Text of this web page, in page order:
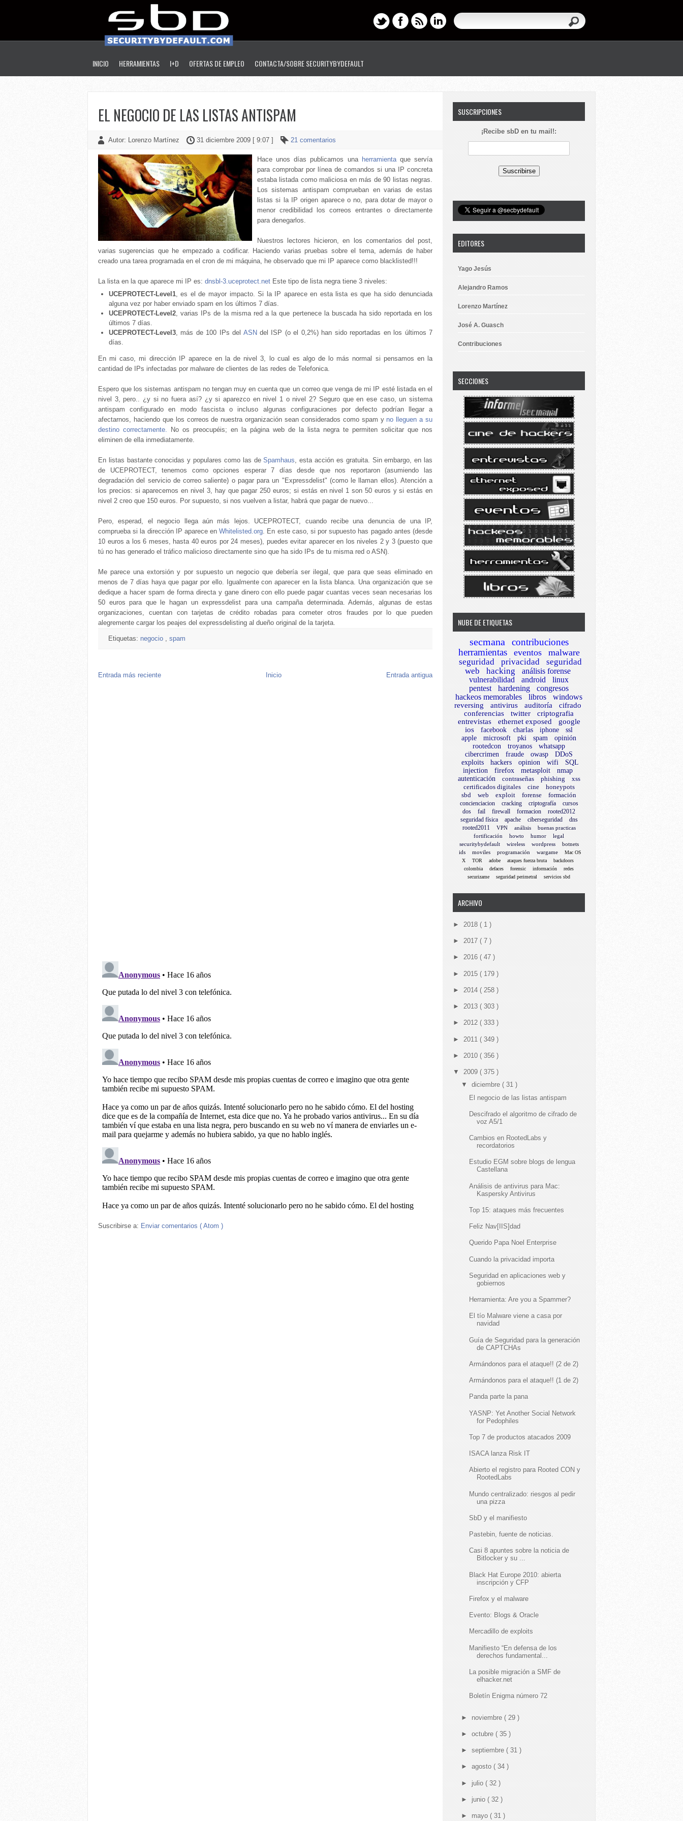
INICIO HERRAMIENTAS I+D OFERTAS DE EMPLEO CONTACTA/SOBRE SECURITYBYDEFAULT
EL NEGOCIO DE LAS LISTAS ANTISPAM
Autor: Lorenzo Martínez 31 diciembre 2009 [ 9:07 ] 21 comentarios
Hace unos días publicamos una herramientaque servía
para comprobar por línea de comandos si una IP concreta
estaba listada como maliciosa en más de 90 listas negras.
Los sistemas antispam comprueban en varias de estas
listas si la IP origen aparece o no, para dotar de mayor o
menor credibilidad los correos entrantes o directamente
para denegarlos.
Nuestros lectores hicieron, en los comentarios del post,
varias sugerencias que he empezado a codificar. Haciendo varias pruebas sobre el tema, además de haber
creado una tarea programada en el cron de mi máquina, he observado que mi IP aparece como blacklisted!!!
La lista en la que aparece mi IP es: dnsbl-3.uceprotect.net Este tipo de lista negra tiene 3 niveles:
UCEPROTECT-Level1, es el de mayor impacto. Si la IP aparece en esta lista es que ha sido denunciada
alguna vez por haber enviado spam en los últimos 7 días.
UCEPROTECT-Level2, varias IPs de la misma red a la que pertenece la buscada ha sido reportada en los
últimos 7 días.
UCEPROTECT-Level3, más de 100 IPs del ASN del ISP (o el 0,2%) han sido reportadas en los últimos 7
días.
En mi caso, mi dirección IP aparece en la de nivel 3, lo cual es algo de lo más normal si pensamos en la
cantidad de IPs infectadas por malware de clientes de las redes de Telefonica.
Espero que los sistemas antispam no tengan muy en cuenta que un correo que venga de mi IP esté listada en el
nivel 3, pero.. ¿y si no fuera así? ¿y si aparezco en nivel 1 o nivel 2? Seguro que en ese caso, un sistema
antispam configurado en modo fascista o incluso algunas configuraciones por defecto podrían llegar a
afectarnos, haciendo que los correos de nuestra organización sean considerados como spam y no lleguen a su
destino correctamente. No os preocupéis; en la página web de la lista negra te permiten solicitar que nos
eliminen de ella inmediatamente.
En listas bastante conocidas y populares como las deSpamhaus, esta acción es gratuita. Sin embargo, en las
de UCEPROTECT, tenemos como opciones esperar 7 días desde que nos reportaron (asumiendo las
degradación del servicio de correo saliente) o pagar para un "Expressdelist" (como le llaman ellos). Atención a
los precios: si aparecemos en nivel 3, hay que pagar 250 euros; si estás en nivel 1 son 50 euros y si estás en
nivel 2 creo que 150 euros. Por supuesto, si nos vuelven a listar, habrá que pagar de nuevo...
Pero, esperad, el negocio llega aún más lejos. UCEPROTECT, cuando recibe una denuncia de una IP,
comprueba si la dirección IP aparece enWhitelisted.org. En este caso, si por supuesto has pagado antes (desde
10 euros a los 6 meses, hasta 40 euros por 24 meses), puedes evitar aparecer en los niveles 2 y 3 (puesto que
tú no has generado el tráfico malicioso directamente sino que ha sido IPs de tu misma red o ASN).
Me parece una extorsión y por supuesto un negocio que debería ser ilegal, que para que seas eliminado en
menos de 7 días haya que pagar por ello. Igualmente con aparecer en la lista blanca. Una organización que se
dedique a hacer spam de forma directa y gane dinero con ello puede pagar cuantas veces sean necesarias los
50 euros para que le hagan un expressdelist para una campaña determinada. Además, algunas de estas
organizaciones, cuentan con tarjetas de crédito robadas para cometer otros fraudes por lo que pueden
alegremente cargar los peajes del expressdelisting al dueño original de la tarjeta.
Etiquetas: negocio , spam
Entrada más reciente Entrada antigua
Inicio
Suscribirse a: Enviar comentarios ( Atom )
SUSCRIPCIONES
¡Recibe sbD en tu mail!:
EDITORES
Yago Jesús
Alejandro Ramos
Lorenzo Martínez
José A. Guasch
Contribuciones
SECCIONES
NUBE DE ETIQUETAS
secmana
contribuciones
herramientas
eventos malware
seguridad privacidad
seguridad
web
hacking
análisis forense
vulnerabilidad
android
linux
pentest
hardening
congresos
hackeos memorables
libros windows
reversing antivirus auditoría
cifrado
conferencias
twitter
criptografia
entrevistas
ethernet exposed
google
ios
facebook charlas iphone
ssl
apple
microsoft pki spam
opinión
rootedcon
troyanos
whatsapp
cibercrimen
fraude owasp
DDoS
exploits
hackers opinion wifi
SQL
injection
firefox metasploit
nmap
autenticación
contraseñas phishing
xss
certificados digitales
cine
honeypots
sbd
web exploit forense formación
concienciacion cracking criptografía
cursos
dos
fail firewall formacion
rooted2012
seguridad física
apache ciberseguridad
dns
rooted2011
VPN análisis
buenas practicas
fortificación
howto humor
legal
securitybydefault
wireless wordpress
botnets
ids
moviles programación wargame
Mac OS
X
TOR adobe ataques fuerza bruta
backdoors
colombia
defaces forensic información
redes
securizame
seguridad perimetral servicios sbd
ARCHIVO
► 2018 ( 1 )
► 2017 ( 7 )
► 2016 ( 47 )
► 2015 ( 179 )
► 2014 ( 258 )
► 2013 ( 303 )
► 2012 ( 333 )
► 2011 ( 349 )
► 2010 ( 356 )
▼ 2009 ( 375 )
▼ diciembre ( 31 )
El negocio de las listas antispam
Descifrado el algoritmo de cifrado de
voz A5/1
Cambios en RootedLabs y
recordatorios
Estudio EGM sobre blogs de lengua
Castellana
Análisis de antivirus para Mac:
Kaspersky Antivirus
Top 15: ataques más frecuentes
Feliz Nav[IIS]dad
Querido Papa Noel Enterprise
Cuando la privacidad importa
Seguridad en aplicaciones web y
gobiernos
Herramienta: Are you a Spammer?
El tío Malware viene a casa por
navidad
Guía de Seguridad para la generación
de CAPTCHAs
Armándonos para el ataque!! (2 de 2)
Armándonos para el ataque!! (1 de 2)
Panda parte la pana
YASNP: Yet Another Social Network
for Pedophiles
Top 7 de productos atacados 2009
ISACA lanza Risk IT
Abierto el registro para Rooted CON y
RootedLabs
Mundo centralizado: riesgos al pedir
una pizza
SbD y el manifiesto
Pastebin, fuente de noticias.
Casi 8 apuntes sobre la noticia de
Bitlocker y su ...
Black Hat Europe 2010: abierta
inscripción y CFP
Firefox y el malware
Evento: Blogs & Oracle
Mercadillo de exploits
Manifiesto “En defensa de los
derechos fundamental...
La posible migración a SMF de
elhacker.net
Boletín Enigma número 72
► noviembre ( 29 )
► octubre ( 35 )
► septiembre ( 31 )
► agosto ( 34 )
► julio ( 32 )
► junio ( 32 )
► mayo ( 31 )